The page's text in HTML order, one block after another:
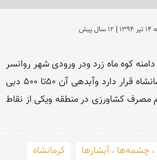
، چشمه‌ها ، آبشارها کرمانشاه